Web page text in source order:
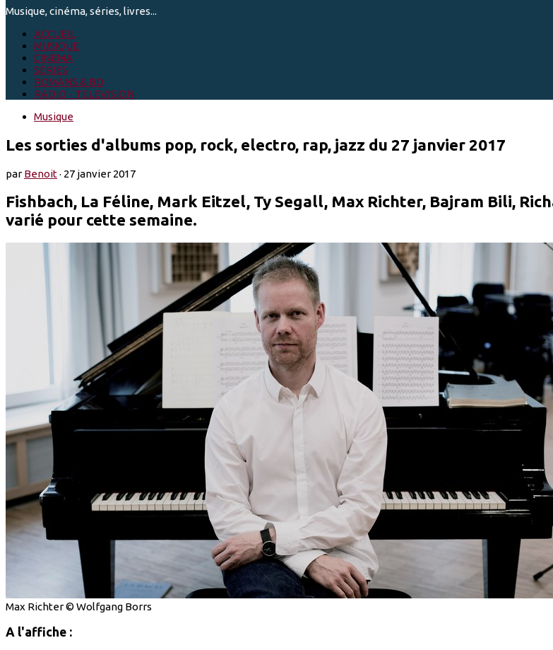
Musique, cinéma, séries, livres...
ACCUEIL
MUSIQUE
CINEMA
SÉRIES
ROMANS & BD
RADIO - TELEVISION
Musique
Les sorties d'albums pop, rock, electro, rap, jazz du 27 janvier 2017
parBenoit· 27 janvier 2017
Fishbach, La Féline, Mark Eitzel, Ty Segall, Max Richter, Bajram Bili,
varié pour cette semaine.
Max Richter © Wolfgang Borrs
A l'affiche :